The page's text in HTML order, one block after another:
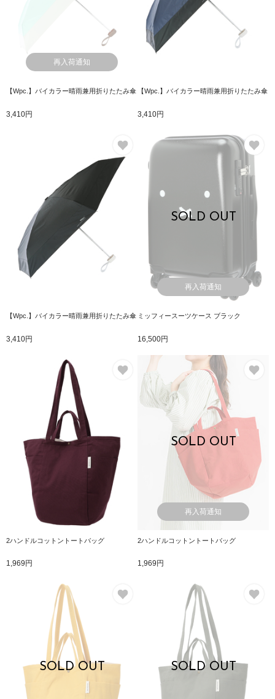
再入荷通知
【Wpc.】バイカラー晴雨兼用折りたたみ傘
3,410円
【Wpc.】バイカラー晴雨兼用折りたたみ傘
3,410円
お気に入り
【Wpc.】バイカラー晴雨兼用折りたたみ傘
3,410円
SOLD OUT
再入荷通知
ミッフィースーツケース ブラック
16,500円
お気に入り
2ハンドルコットントートバッグ
1,969円
SOLD OUT
再入荷通知
2ハンドルコットントートバッグ
1,969円
SOLD OUT SOLD OUT